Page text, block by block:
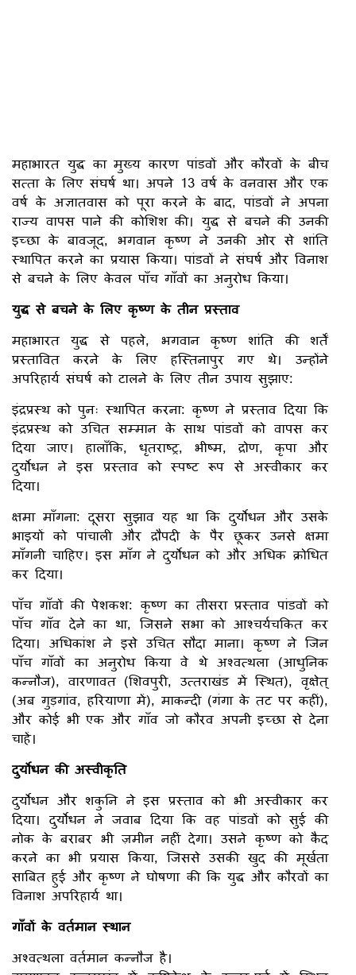
महाभारत युद्ध का मुख्य कारण पांडवों और कौरवों के बीच
सत्ता के लिए संघर्ष था। अपने 13 वर्ष के वनवास और एक
वर्ष के अज्ञातवास को पूरा करने के बाद, पांडवों ने अपना
राज्य वापस पाने की कोशिश की। युद्ध से बचने की उनकी
इच्छा के बावजूद, भगवान कृष्ण ने उनकी ओर से शांति
स्थापित करने का प्रयास किया। पांडवों ने संघर्ष और विनाश
से बचने के लिए केवल पाँच गाँवों का अनुरोध किया।
युद्ध से बचने के लिए कृष्ण के तीन प्रस्ताव
महाभारत युद्ध से पहले, भगवान कृष्ण शांति की शर्तें
प्रस्तावित करने के लिए हस्तिनापुर गए थे। उन्होंने
अपरिहार्य संघर्ष को टालने के लिए तीन उपाय सुझाए:
इंद्रप्रस्थ को पुनः स्थापित करना: कृष्ण ने प्रस्ताव दिया कि
इंद्रप्रस्थ को उचित सम्मान के साथ पांडवों को वापस कर
दिया जाए। हालाँकि, धृतराष्ट्र, भीष्म, द्रोण, कृपा और
दुर्योधन ने इस प्रस्ताव को स्पष्ट रूप से अस्वीकार कर
दिया।
क्षमा माँगना: दूसरा सुझाव यह था कि दुर्योधन और उसके
भाइयों को पांचाली और द्रौपदी के पैर छूकर उनसे क्षमा
माँगनी चाहिए। इस माँग ने दुर्योधन को और अधिक क्रोधित
कर दिया।
पाँच गाँवों की पेशकश: कृष्ण का तीसरा प्रस्ताव पांडवों को
पाँच गाँव देने का था, जिसने सभा को आश्चर्यचकित कर
दिया। अधिकांश ने इसे उचित सौदा माना। कृष्ण ने जिन
पाँच गाँवों का अनुरोध किया वे थे अश्वत्थला (आधुनिक
कन्नौज), वारणावत (शिवपुरी, उत्तराखंड में स्थित), वृक्षेत्
(अब गुड़गांव, हरियाणा में), माकन्दी (गंगा के तट पर कहीं),
और कोई भी एक और गाँव जो कौरव अपनी इच्छा से देना
चाहें।
दुर्योधन की अस्वीकृति
दुर्योधन और शकुनि ने इस प्रस्ताव को भी अस्वीकार कर
दिया। दुर्योधन ने जवाब दिया कि वह पांडवों को सुई की
नोक के बराबर भी ज़मीन नहीं देगा। उसने कृष्ण को कैद
करने का भी प्रयास किया, जिससे उसकी खुद की मूर्खता
साबित हुई और कृष्ण ने घोषणा की कि युद्ध और कौरवों का
विनाश अपरिहार्य था।
गाँवों के वर्तमान स्थान
अश्वत्थला वर्तमान कन्नौज है।